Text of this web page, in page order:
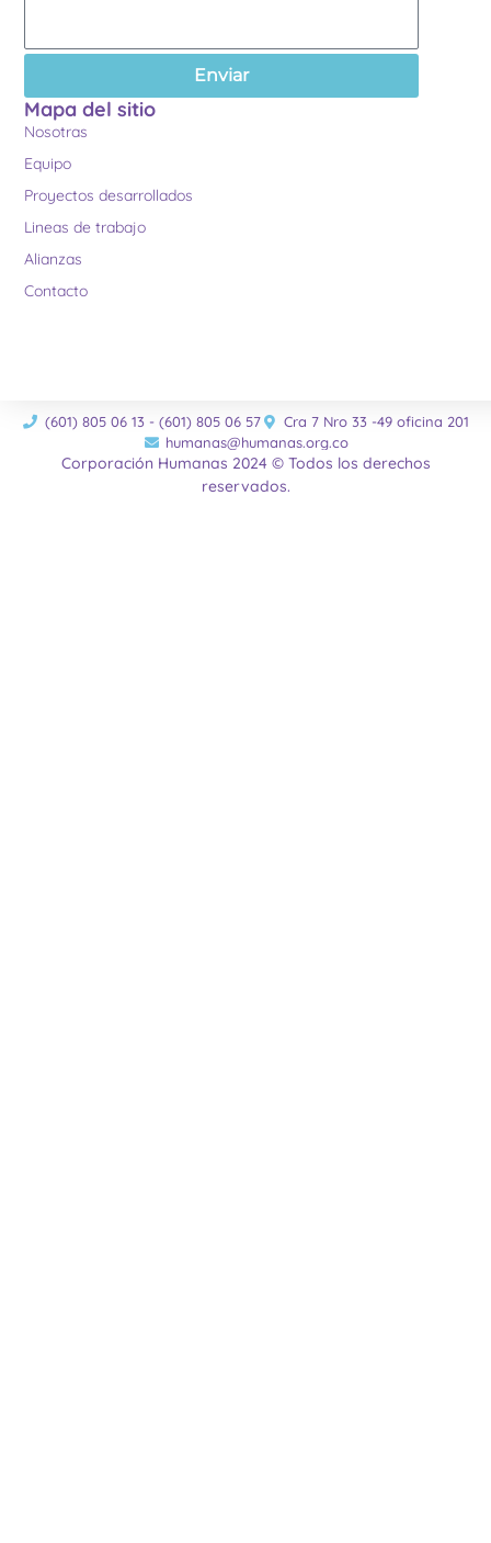
Enviar
Mapa del sitio
Nosotras
Equipo
Proyectos desarrollados
Lineas de trabajo
Alianzas
Contacto
(601) 805 06 13 - (601) 805 06 57
Cra 7 Nro 33 -49 oficina 201
humanas@humanas.org.co
Corporación Humanas 2024 © Todos los derechos
reservados.